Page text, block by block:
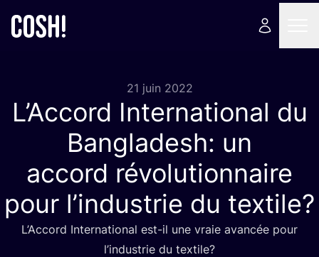
21 juin 2022
L’Accord Inter­na­tio­nal du
Ban­gla­desh: un
accord révolutionnaire
pour l’industrie du textile?
L’Accord Inter­na­tio­nal est-il une vraie avan­cée pour
l’in­dus­trie du textile?